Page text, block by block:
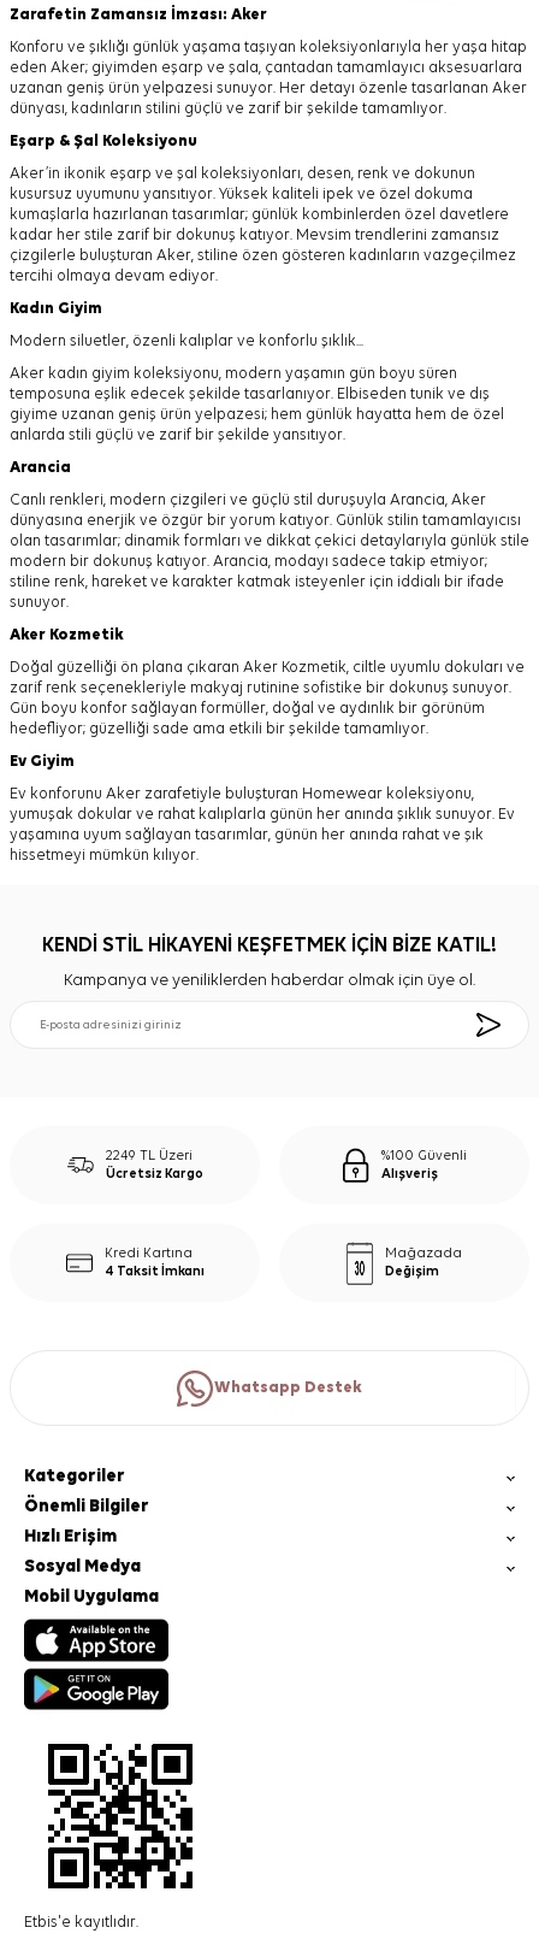
Zarafetin Zamansız İmzası: Aker
Konforu ve şıklığı günlük yaşama taşıyan koleksiyonlarıyla her yaşa hitap
eden Aker; giyimden eşarp ve şala, çantadan tamamlayıcı aksesuarlara
uzanan geniş ürün yelpazesi sunuyor. Her detayı özenle tasarlanan Aker
dünyası, kadınların stilini güçlü ve zarif bir şekilde tamamlıyor.
Eşarp & Şal Koleksiyonu
Aker’in ikonik eşarp ve şal koleksiyonları, desen, renk ve dokunun
kusursuz uyumunu yansıtıyor. Yüksek kaliteli ipek ve özel dokuma
kumaşlarla hazırlanan tasarımlar; günlük kombinlerden özel davetlere
kadar her stile zarif bir dokunuş katıyor. Mevsim trendlerini zamansız
çizgilerle buluşturan Aker, stiline özen gösteren kadınların vazgeçilmez
tercihi olmaya devam ediyor.
Kadın Giyim
Modern siluetler, özenli kalıplar ve konforlu şıklık...
Aker kadın giyim koleksiyonu, modern yaşamın gün boyu süren
temposuna eşlik edecek şekilde tasarlanıyor. Elbiseden tunik ve dış
giyime uzanan geniş ürün yelpazesi; hem günlük hayatta hem de özel
anlarda stili güçlü ve zarif bir şekilde yansıtıyor.
Arancia
Canlı renkleri, modern çizgileri ve güçlü stil duruşuyla Arancia, Aker
dünyasına enerjik ve özgür bir yorum katıyor. Günlük stilin tamamlayıcısı
olan tasarımlar; dinamik formları ve dikkat çekici detaylarıyla günlük stile
modern bir dokunuş katıyor. Arancia, modayı sadece takip etmiyor;
stiline renk, hareket ve karakter katmak isteyenler için iddialı bir ifade
sunuyor.
Aker Kozmetik
Doğal güzelliği ön plana çıkaran Aker Kozmetik, ciltle uyumlu dokuları ve
zarif renk seçenekleriyle makyaj rutinine sofistike bir dokunuş sunuyor.
Gün boyu konfor sağlayan formüller, doğal ve aydınlık bir görünüm
hedefliyor; güzelliği sade ama etkili bir şekilde tamamlıyor.
Ev Giyim
Ev konforunu Aker zarafetiyle buluşturan Homewear koleksiyonu,
yumuşak dokular ve rahat kalıplarla günün her anında şıklık sunuyor. Ev
yaşamına uyum sağlayan tasarımlar, günün her anında rahat ve şık
hissetmeyi mümkün kılıyor.
KENDİ STİL HİKAYENİ KEŞFETMEK İÇİN BİZE KATIL!
Kampanya ve yeniliklerden haberdar olmak için üye ol.
2249 TL Üzeri
Ücretsiz Kargo
%100 Güvenli
Alışveriş
Kredi Kartına
4 Taksit İmkanı
Mağazada
Değişim
Whatsapp Destek
Kategoriler
Önemli Bilgiler
Hızlı Erişim
Sosyal Medya
Mobil Uygulama
Etbis'e kayıtlıdır.